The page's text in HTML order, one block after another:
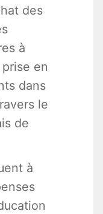
des
à
en
dans
le
de
à